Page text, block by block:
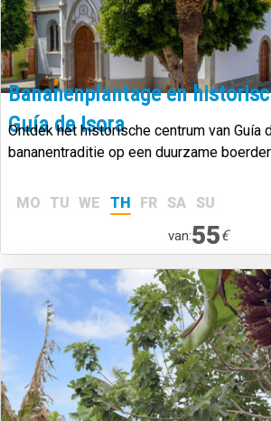
Bananenplantage en
Guía de Isora
Ontdek het historische centrum van Guía
bananentraditie op een duurzame
MO TU WE TH FR SA SU
van:55€